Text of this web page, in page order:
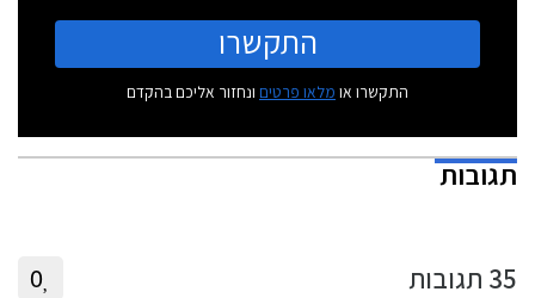
התקשרו
התקשרו או מלאו פרטים ונחזור אליכם בהקדם
תגובות
35 תגובות 0